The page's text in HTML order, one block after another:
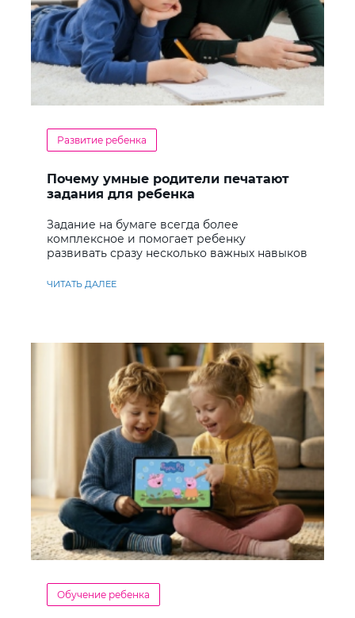
Развитие ребенка
Почему умные родители печатают
задания для ребенка
Задание на бумаге всегда более
комплексное и помогает ребенку
развивать сразу несколько важных навыков
ЧИТАТЬ ДАЛЕЕ
Обучение ребенка